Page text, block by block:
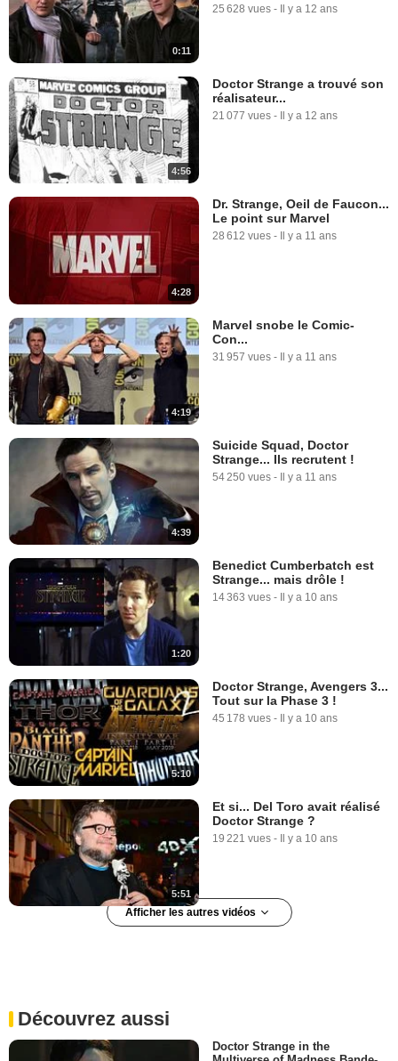
0:11
25 628 vues - Il y a 12 ans
4:56
Doctor Strange a trouvé son
réalisateur...
21 077 vues - Il y a 12 ans
4:28
Dr. Strange, Oeil de Faucon...
Le point sur Marvel
28 612 vues - Il y a 11 ans
4:19
Marvel snobe le Comic-
Con...
31 957 vues - Il y a 11 ans
4:39
Suicide Squad, Doctor
Strange... Ils recrutent !
54 250 vues - Il y a 11 ans
1:20
Benedict Cumberbatch est
Strange... mais drôle !
14 363 vues - Il y a 10 ans
5:10
Doctor Strange, Avengers 3...
Tout sur la Phase 3 !
45 178 vues - Il y a 10 ans
5:51
Et si... Del Toro avait réalisé
Doctor Strange ?
19 221 vues - Il y a 10 ans
Afficher les autres vidéos
4:07
Découvrez aussi
Doctor Strange in the